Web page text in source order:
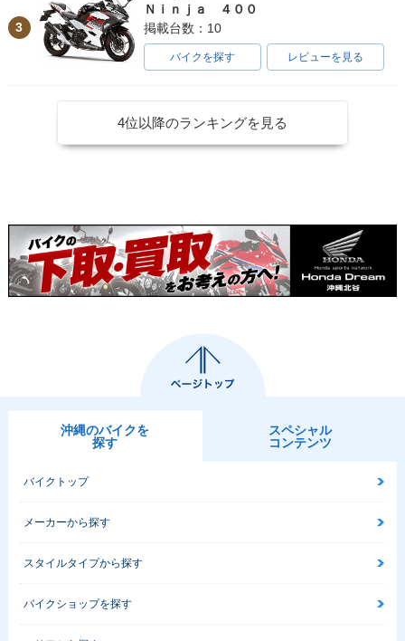
3
Ｎｉｎｊａ ４００
掲載台数：10
バイクを探す レビューを見る
4位以降のランキングを見る
沖縄のバイクを
探す
スペシャル
コンテンツ
バイクトップ
メーカーから探す
スタイルタイプから探す
バイクショップを探す